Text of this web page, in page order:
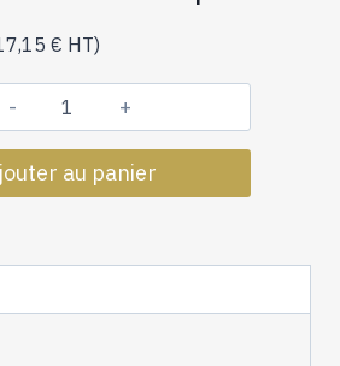
€ HT)
quantité
de
Finette
12005
25
au panier